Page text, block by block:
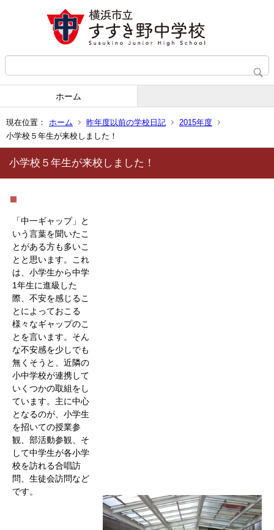
ホーム
現在位置： ホーム 昨年度以前の学校日記
2015年度
小学校５年生が来校しました！
小学校５年生が来校しました！
「中一ギャップ」と
いう言葉を聞いたこ
とがある方も多いこ
とと思います。これ
は、小学生から中学
1年生に進級した
際、不安を感じるこ
とによっておこる
様々なギャップのこ
とを言います。そん
な不安感を少しでも
無くそうと、近隣の
小中学校が連携して
いくつかの取組をし
ています。主に中心
となるのが、小学生
を招いての授業参
観、部活動参観、そ
して中学生が各小学
校を訪れる合唱訪
問、生徒会訪問など
です。